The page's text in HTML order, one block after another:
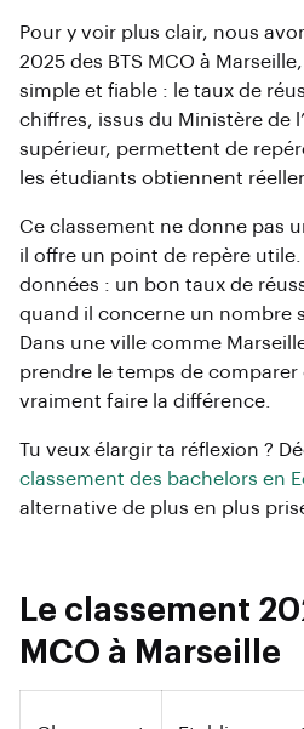
Pour y voir plus clair, nous
2025 des BTS MCO à
simple et fiable : le taux de
chiffres, issus du Ministère de
supérieur, permettent de
les étudiants obtiennent
Ce classement ne donne pas
il offre un point de repère
données : un bon taux de
quand il concerne un nombre
Dans une ville comme
prendre le temps de
vraiment faire la différence.
Tu veux élargir ta réflexion ?
classement des bachelors en
alternative de plus en plus
Le classement
MCO à Marseille